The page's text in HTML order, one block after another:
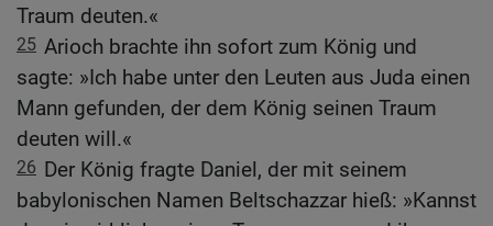
Traum deuten.«
25 Arioch brachte ihn sofort zum König und
sagte: »Ich habe unter den Leuten aus Juda einen
Mann gefunden, der dem König seinen Traum
deuten will.«
26 Der König fragte Daniel, der mit seinem
babylonischen Namen Beltschazzar hieß: »Kannst